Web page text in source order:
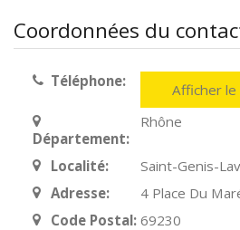
Coordonnées du
Téléphone: Afficher
Département:
Rhône
Localité:
Saint-Genis-
Adresse:
4 Place Du
Code Postal: 69230